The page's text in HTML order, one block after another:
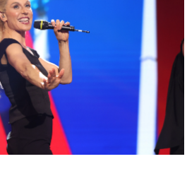
en la gala más
me suena 11